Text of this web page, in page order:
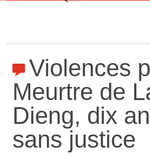
Violences
Meurtre de
Dieng, dix
sans justice